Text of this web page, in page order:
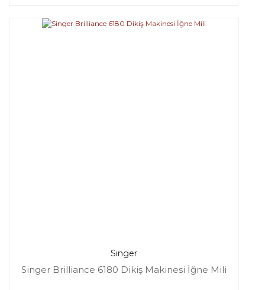
Singer
Singer Brilliance 6180 Dikiş Makinesi İğne Mili